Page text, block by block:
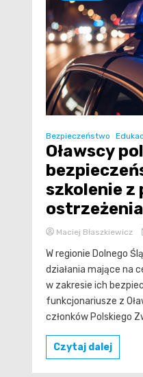
Bezpieczeństwo
Oławscy
szkolenie z
Maciej Błaszkiewicz
W regionie Dolnego
działania mające na
w zakresie ich
funkcjonariusze z
członków Polskiego
Czytaj dalej